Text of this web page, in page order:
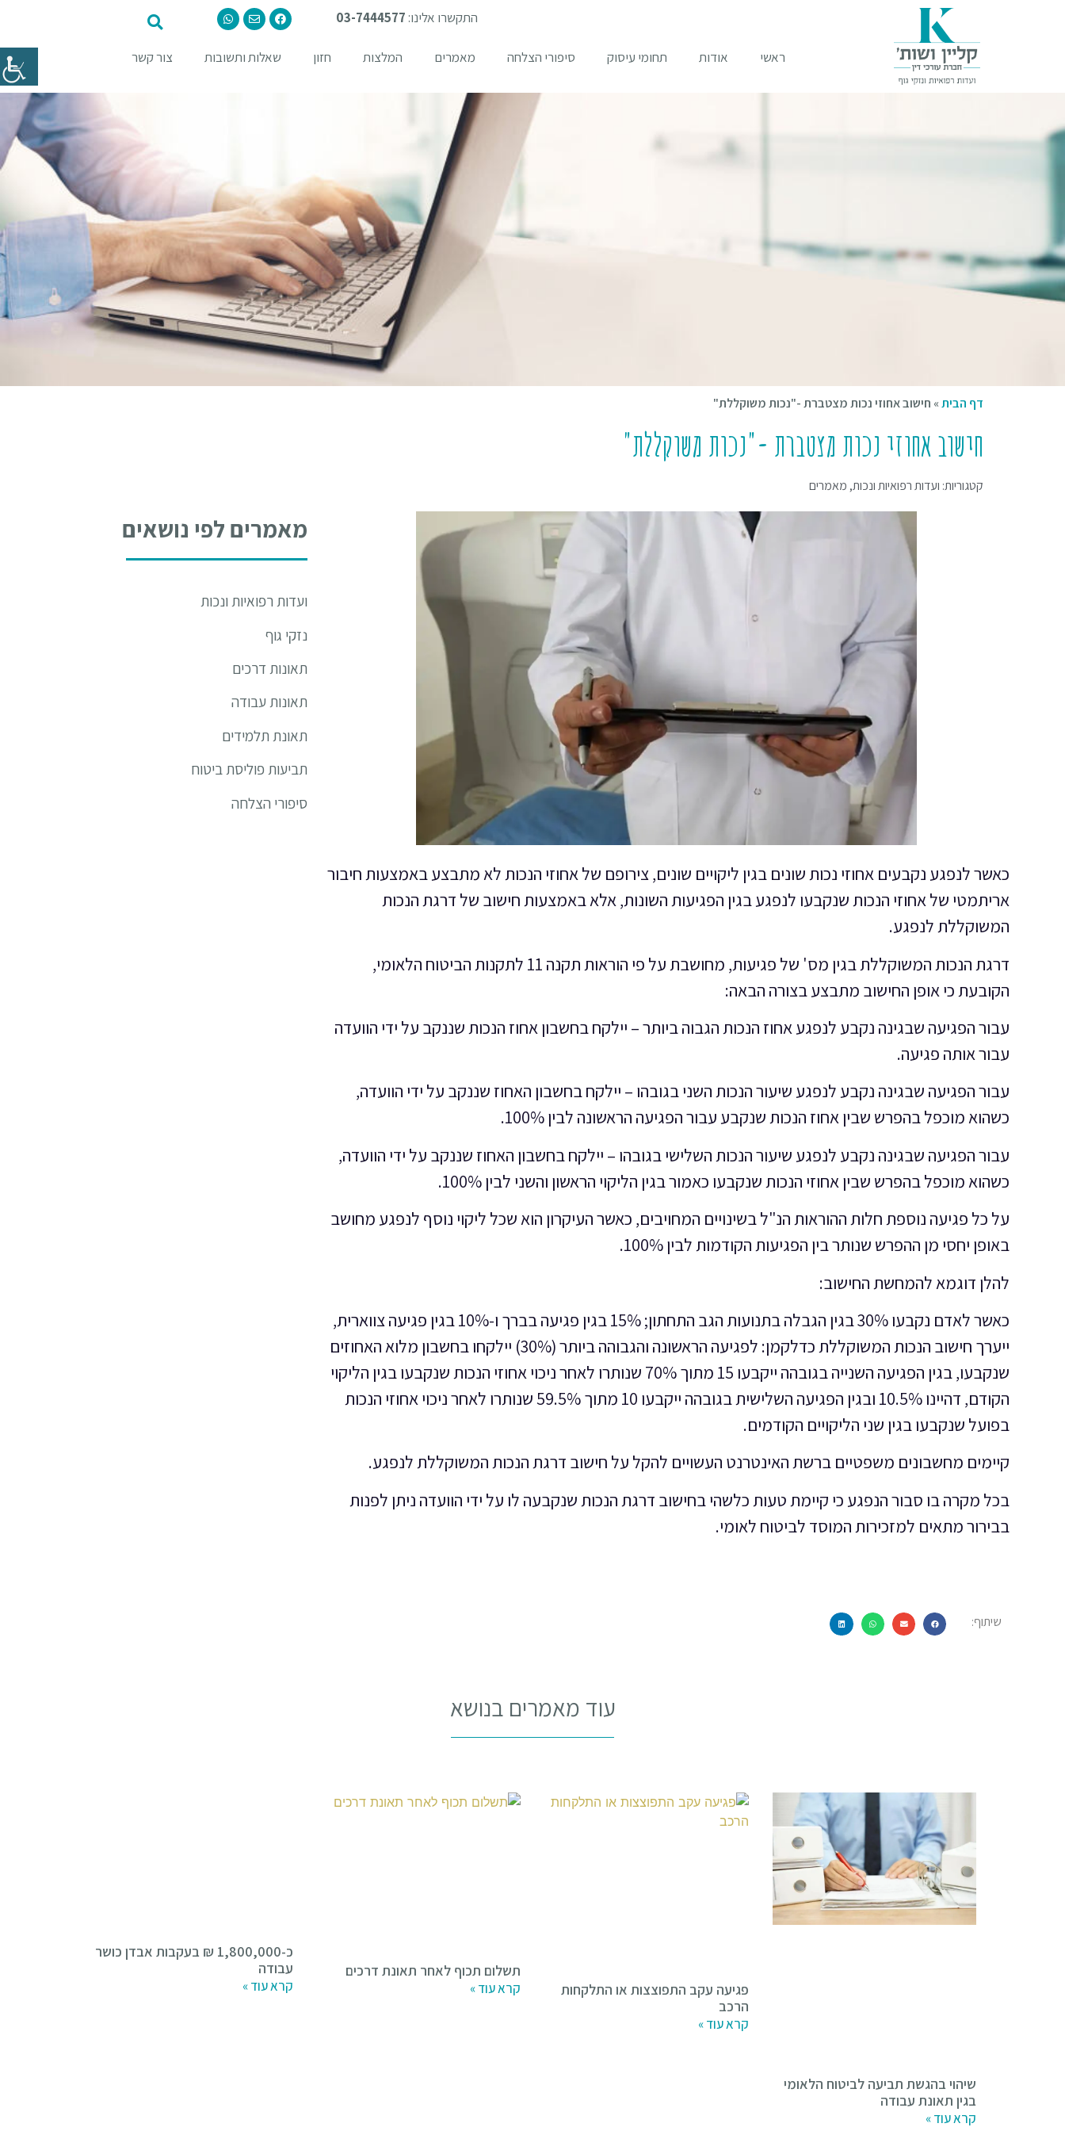
התקשרו אלינו: 03-7444577
ראשי אודות תחומי עיסוק סיפורי הצלחה מאמרים המלצות חזון שאלות ותשובות צור קשר
דף הבית» חישוב אחוזי נכות מצטברת -"נכות משוקללת"
חישוב אחוזי נכות מצטברת -"נכות משוקללת"
קטגוריות: ועדות רפואיות ונכות, מאמרים
כאשר לנפגע נקבעים אחוזי נכות שונים בגין ליקויים שונים, צירופם של אחוזי הנכות לא מתבצע באמצעות חיבור
אריתמטי של אחוזי הנכות שנקבעו לנפגע בגין הפגיעות השונות, אלא באמצעות חישוב של דרגת הנכות
המשוקללת לנפגע.
דרגת הנכות המשוקללת בגין מס' של פגיעות, מחושבת על פי הוראות תקנה 11 לתקנות הביטוח הלאומי,
הקובעת כי אופן החישוב מתבצע בצורה הבאה:
עבור הפגיעה שבגינה נקבע לנפגע אחוז הנכות הגבוה ביותר – יילקח בחשבון אחוז הנכות שננקב על ידי הוועדה
עבור אותה פגיעה.
עבור הפגיעה שבגינה נקבע לנפגע שיעור הנכות השני בגובהו – יילקח בחשבון האחוז שננקב על ידי הוועדה,
כשהוא מוכפל בהפרש שבין אחוז הנכות שנקבע עבור הפגיעה הראשונה לבין 100%.
עבור הפגיעה שבגינה נקבע לנפגע שיעור הנכות השלישי בגובהו – יילקח בחשבון האחוז שננקב על ידי הוועדה,
כשהוא מוכפל בהפרש שבין אחוזי הנכות שנקבעו כאמור בגין הליקוי הראשון והשני לבין 100%.
על כל פגיעה נוספת חלות ההוראות הנ"ל בשינויים המחויבים, כאשר העיקרון הוא שכל ליקוי נוסף לנפגע מחושב
באופן יחסי מן ההפרש שנותר בין הפגיעות הקודמות לבין 100%.
להלן דוגמא להמחשת החישוב:
כאשר לאדם נקבעו 30% בגין הגבלה בתנועות הגב התחתון; 15% בגין פגיעה בברך ו-10% בגין פגיעה צווארית,
ייערך חישוב הנכות המשוקללת כדלקמן: לפגיעה הראשונה והגבוהה ביותר (30%) יילקחו בחשבון מלוא האחוזים
שנקבעו, בגין הפגיעה השנייה בגובהה ייקבעו 15 מתוך 70% שנותרו לאחר ניכוי אחוזי הנכות שנקבעו בגין הליקוי
הקודם, דהיינו 10.5% ובגין הפגיעה השלישית בגובהה ייקבעו 10 מתוך 59.5% שנותרו לאחר ניכוי אחוזי הנכות
בפועל שנקבעו בגין שני הליקויים הקודמים.
קיימים מחשבונים משפטיים ברשת האינטרנט העשויים להקל על חישוב דרגת הנכות המשוקללת לנפגע.
בכל מקרה בו סבור הנפגע כי קיימת טעות כלשהי בחישוב דרגת הנכות שנקבעה לו על ידי הוועדה ניתן לפנות
בבירור מתאים למזכירות המוסד לביטוח לאומי.
שיתוף:
מאמרים לפי נושאים
ועדות רפואיות ונכות
נזקי גוף
תאונות דרכים
תאונות עבודה
תאונת תלמידים
תביעות פוליסת ביטוח
סיפורי הצלחה
עוד מאמרים בנושא
שיהוי בהגשת תביעה לביטוח הלאומי
בגין תאונת עבודה
קרא עוד »
פגיעה עקב התפוצצות או התלקחות
הרכב
קרא עוד »
תשלום תכוף לאחר תאונת דרכים
קרא עוד »
כ-1,800,000 ₪ בעקבות אבדן כושר
עבודה
קרא עוד »